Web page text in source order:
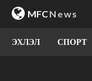
MFCNews
ЭХЛЭЛ СПОРТ